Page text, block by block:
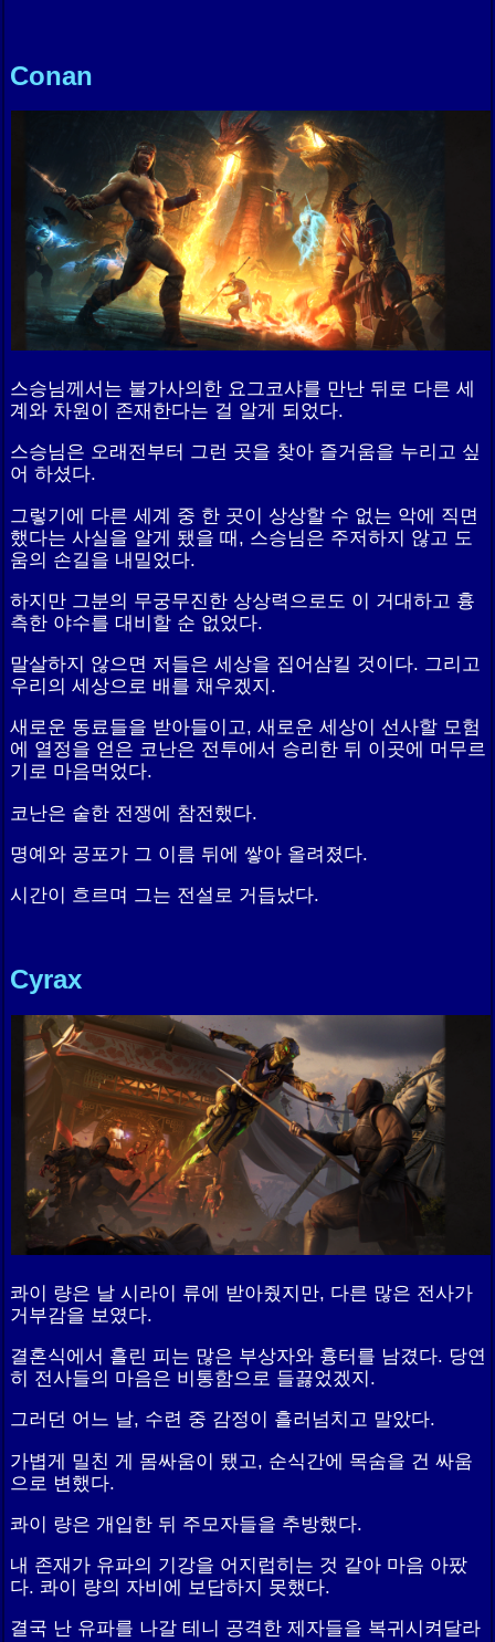
Conan
스승님께서는 불가사의한 요그코샤를 만난 뒤로 다른 세
계와 차원이 존재한다는 걸 알게 되었다.
스승님은 오래전부터 그런 곳을 찾아 즐거움을 누리고 싶
어 하셨다.
그렇기에 다른 세계 중 한 곳이 상상할 수 없는 악에 직면
했다는 사실을 알게 됐을 때, 스승님은 주저하지 않고 도
움의 손길을 내밀었다.
하지만 그분의 무궁무진한 상상력으로도 이 거대하고 흉
측한 야수를 대비할 순 없었다.
말살하지 않으면 저들은 세상을 집어삼킬 것이다. 그리고
우리의 세상으로 배를 채우겠지.
새로운 동료들을 받아들이고, 새로운 세상이 선사할 모험
에 열정을 얻은 코난은 전투에서 승리한 뒤 이곳에 머무르
기로 마음먹었다.
코난은 숱한 전쟁에 참전했다.
명예와 공포가 그 이름 뒤에 쌓아 올려졌다.
시간이 흐르며 그는 전설로 거듭났다.
Cyrax
콰이 량은 날 시라이 류에 받아줬지만, 다른 많은 전사가
거부감을 보였다.
결혼식에서 흘린 피는 많은 부상자와 흉터를 남겼다. 당연
히 전사들의 마음은 비통함으로 들끓었겠지.
그러던 어느 날, 수련 중 감정이 흘러넘치고 말았다.
가볍게 밀친 게 몸싸움이 됐고, 순식간에 목숨을 건 싸움
으로 변했다.
콰이 량은 개입한 뒤 주모자들을 추방했다.
내 존재가 유파의 기강을 어지럽히는 것 같아 마음 아팠
다. 콰이 량의 자비에 보답하지 못했다.
결국 난 유파를 나갈 테니 공격한 제자들을 복귀시켜달라